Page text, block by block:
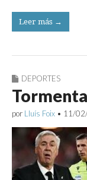
Leer más →
DEPORTES
por Lluís Foix • 11/